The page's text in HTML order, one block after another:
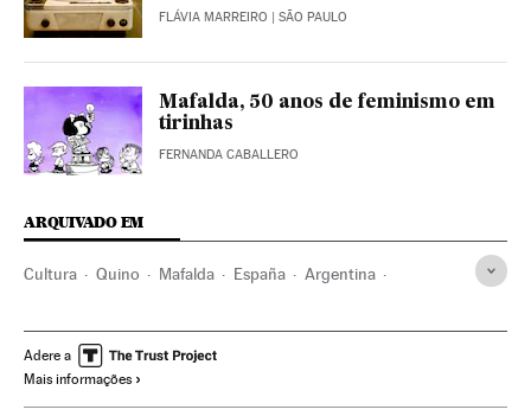
FLÁVIA MARREIRO | SÃO PAULO
Mafalda, 50 anos de feminismo em
tirinhas
FERNANDA CABALLERO
ARQUIVADO EM
Cultura Quino Mafalda España Argentina
Andalucía Dictadura argentina
Adere a
Mais informações